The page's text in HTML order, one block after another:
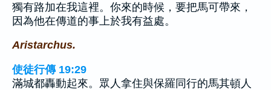
獨有路加在我這裡。你來的時候，要把馬可帶來，
因為他在傳道的事上於我有益處。
Aristarchus.
使徒行傳 19:29
滿城都轟動起來。眾人拿住與保羅同行的馬其頓人